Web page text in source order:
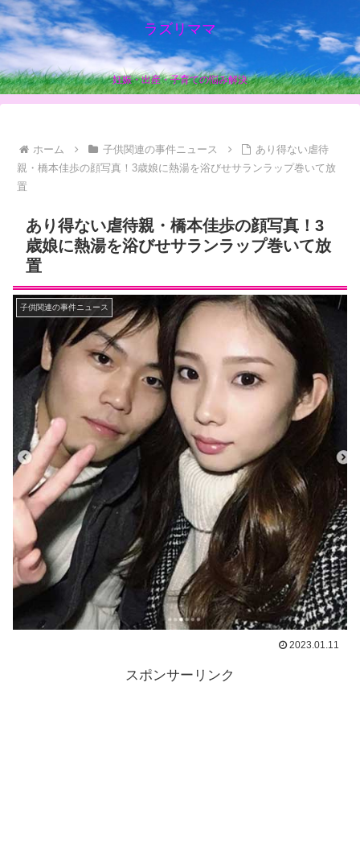
ラズリママ
妊娠・出産・子育ての悩み解決
ホーム 子供関連の事件ニュース
あり得ない虐待
親・橋本佳歩の顔写真！3歳娘に熱湯を浴びせサランラップ巻いて放
置
あり得ない虐待親・橋本佳歩の顔写真！3
歳娘に熱湯を浴びせサランラップ巻いて放
置
子供関連の事件ニュース
2023.01.11
スポンサーリンク